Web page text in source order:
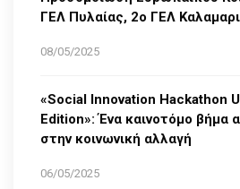
ΓΕΛ Πυλαίας, 2ο ΓΕΛ
08/05/2025
«Social Innovation Hackathon
Edition»: Ένα καινοτόμο βήμα
στην κοινωνική αλλαγή
06/05/2025